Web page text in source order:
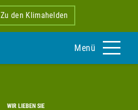
Zu den Klimahelden
Menü
WIR LIEBEN SIE